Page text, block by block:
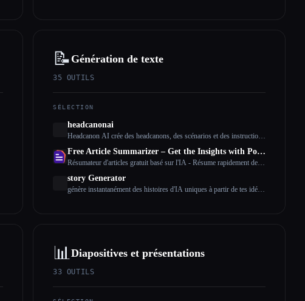
📝 Génération de texte
35 OUTILS
SÉLECTION
headcanonai
Headcanon AI crée des headcanons, des scénarios et des instructions
réglage, de manière rapide, nuancée et créative à l'infini.
Free Article Summarizer – Get the Insights with Powerful AI
Résumateur d'articles gratuit basé sur l'IA - Résume rapidement de
story Generator
génère instantanément des histoires d'IA uniques à partir de tes idées
📊 Diapositives et présentations
33 OUTILS